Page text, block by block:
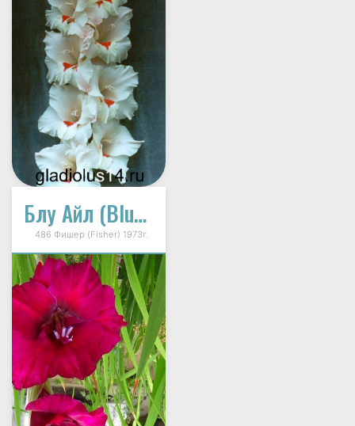
Блу Айл (Blue Isle, Синий Островок)
486 Фишер (Fisher) 1973г.